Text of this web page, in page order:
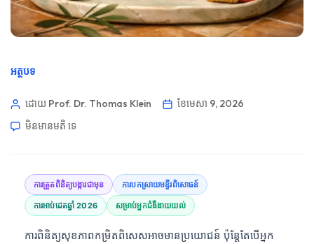
អត្ថបទ
ដោយ Prof. Dr. Thomas Klein
ខែ​មេសា 9, 2026
មិនមាន​មតិ​ ទេ
ការត្រួតពិនិត្យបង្ការជាមុន ការបកស្រាយមន្ទីរពិសោធន៍
ការអាប់ដេតឆ្នាំ 2026 សម្រាប់អ្នកជំងឺងាយយល់
ការពិនិត្យសុខភាពកម្រិតពិសេសអាចមានប្រយោជន៍ ប៉ុន្តែតែបើអ្នក